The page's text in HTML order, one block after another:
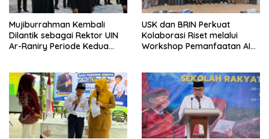
Mujiburrahman Kembali
Dilantik sebagai Rektor UIN
Ar-Raniry Periode Kedua
USK dan BRIN Perkuat
Kolaborasi Riset melalui
Workshop Pemanfaatan AI